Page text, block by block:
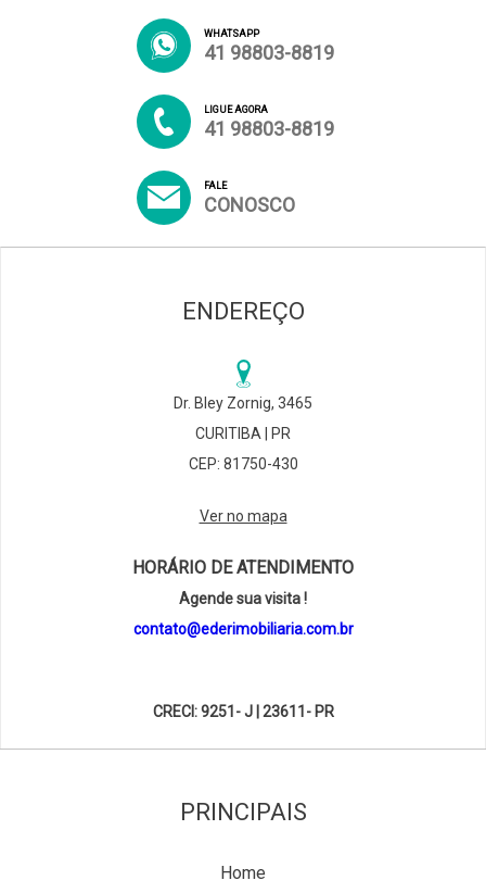
WHATSAPP
41 98803-8819
LIGUE AGORA
41 98803-8819
FALE
CONOSCO
ENDEREÇO
Dr. Bley Zornig, 3465
CURITIBA | PR
CEP: 81750-430
Ver no mapa
HORÁRIO DE ATENDIMENTO
Agende sua visita !
contato@ederimobiliaria.com.br
CRECI: 9251- J | 23611- PR
PRINCIPAIS
Home